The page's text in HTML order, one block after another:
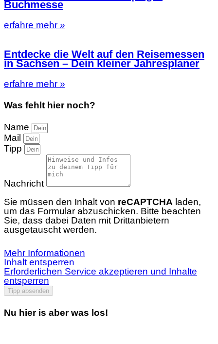
Buchmesse
erfahre mehr »
Entdecke die Welt auf den Reisemessen
in Sachsen – Dein kleiner Jahresplaner
erfahre mehr »
Was fehlt hier noch?
Name
Mail
Tipp
Nachricht
Sie müssen den Inhalt von reCAPTCHA laden,
um das Formular abzuschicken. Bitte beachten
Sie, dass dabei Daten mit Drittanbietern
ausgetauscht werden.
Mehr Informationen
Inhalt entsperren
Erforderlichen Service akzeptieren und Inhalte
entsperren
Tipp absenden
Nu hier is aber was los!